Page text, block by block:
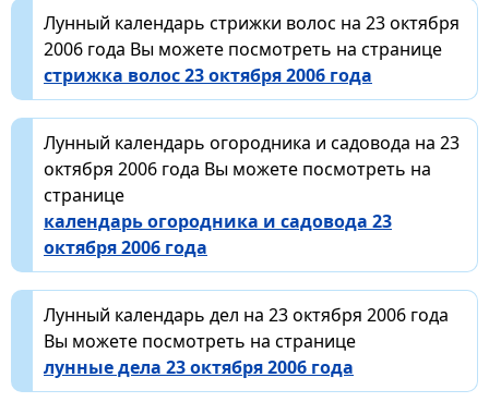
Лунный календарь стрижки волос на 23 октября
2006 года Вы можете посмотреть на странице
стрижка волос 23 октября 2006 года
Лунный календарь огородника и садовода на 23
октября 2006 года Вы можете посмотреть на
странице
календарь огородника и садовода 23
октября 2006 года
Лунный календарь дел на 23 октября 2006 года
Вы можете посмотреть на странице
лунные дела 23 октября 2006 года